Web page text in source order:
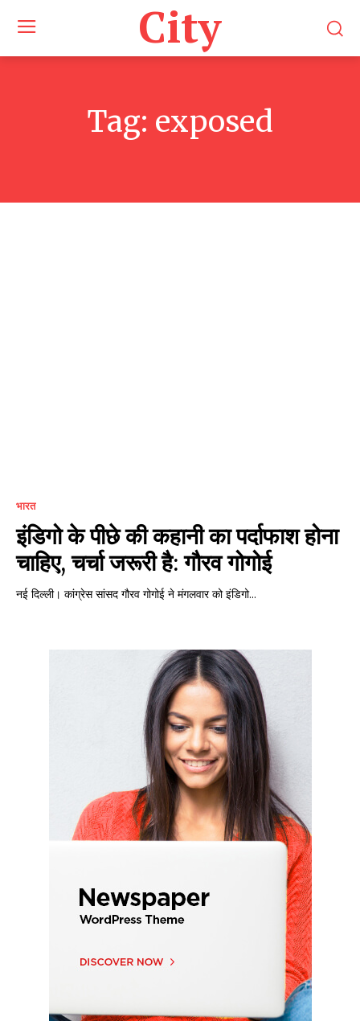
City
Tag: exposed
भारत
इंडिगो के पीछे की कहानी का पर्दाफाश होना
चाहिए, चर्चा जरूरी है: गौरव गोगोई
नई दिल्ली। कांग्रेस सांसद गौरव गोगोई ने मंगलवार को इंडिगो...